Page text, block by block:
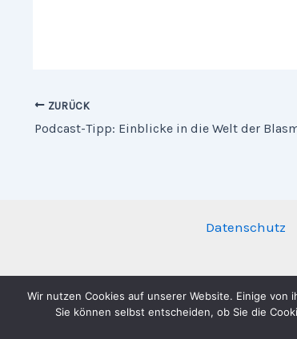
ZURÜCK
Datenschutz
Wir nutzen Cookies auf unserer Website. Einige
Sie können selbst entscheiden, ob Sie die